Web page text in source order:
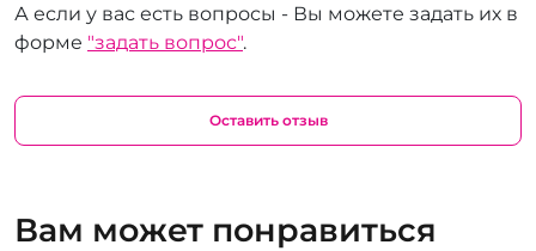
А если у вас есть вопросы - Вы можете задать их в
форме "задать вопрос".
Оставить отзыв
Вам может понравиться